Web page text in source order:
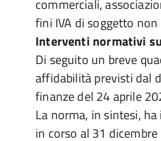
commerciali,
fini IVA di soggetto
Interventi normativi
Di seguito un breve
affidabilità previsti dal
finanze del 24 aprile
La norma, in sintesi,
in corso al 31